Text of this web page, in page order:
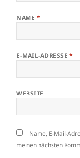
NAME *
E-MAIL-ADRESSE *
WEBSITE
Name, E-Mail-
meinen nächsten